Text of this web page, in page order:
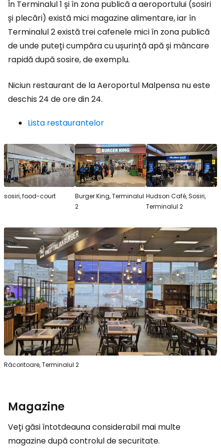
În Terminalul 1 și în zona publică a aeroportului (sosiri
și plecări) există mici magazine alimentare, iar în
Terminalul 2 există trei cafenele mici în zona publică
de unde puteți cumpăra cu ușurință apă și mâncare
rapidă după sosire, de exemplu.
Niciun restaurant de la Aeroportul Malpensa nu este
deschis 24 de ore din 24.
Lista restaurantelor
sosiri, food-court
Burger King, Terminalul
2
Hudson Café, Sosiri,
Terminalul 2
Răcoritoare, Terminalul 2
Magazine
Veți găsi întotdeauna considerabil mai multe
magazine după controlul de securitate.